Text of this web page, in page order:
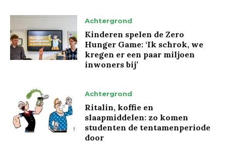
Achtergrond
Kinderen spelen de Zero
Hunger Game: ‘Ik schrok, we
kregen er een paar miljoen
inwoners bij’
Achtergrond
Ritalin, koffie en
slaapmiddelen: zo komen
studenten de tentamenperiode
door